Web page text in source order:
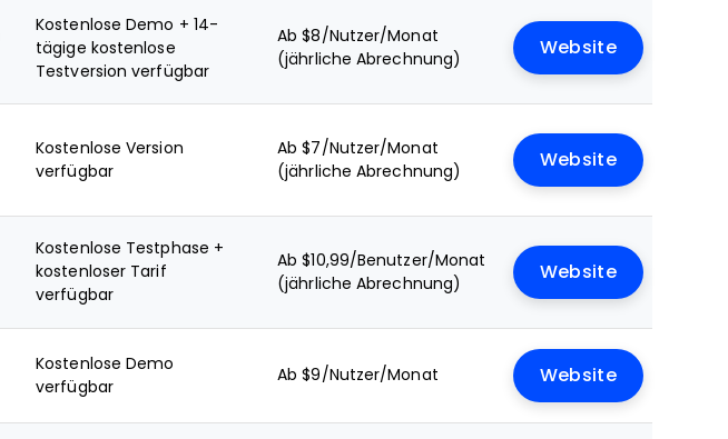
Kostenlose Demo + 14-
tägige kostenlose
Testversion verfügbar
Ab $8/Nutzer/Monat
(jährliche Abrechnung)
Website
Kostenlose Version
verfügbar
Ab $7/Nutzer/Monat
(jährliche Abrechnung)
Website
Kostenlose Testphase +
kostenloser Tarif
verfügbar
Ab $10,99/Benutzer/Monat
(jährliche Abrechnung)
Website
Kostenlose Demo
verfügbar
Ab $9/Nutzer/Monat Website